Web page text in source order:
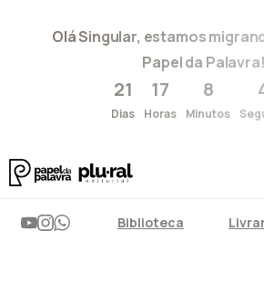
Olá Singular, estamos
Papel da Palavra!
21
Dias
17
Horas
8
Minutos
Biblioteca